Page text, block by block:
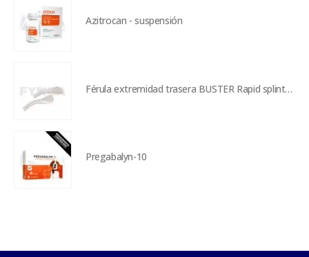
Azitrocan - suspensión
Férula extremidad trasera BUSTER Rapid splint - talla S
Pregabalyn-10